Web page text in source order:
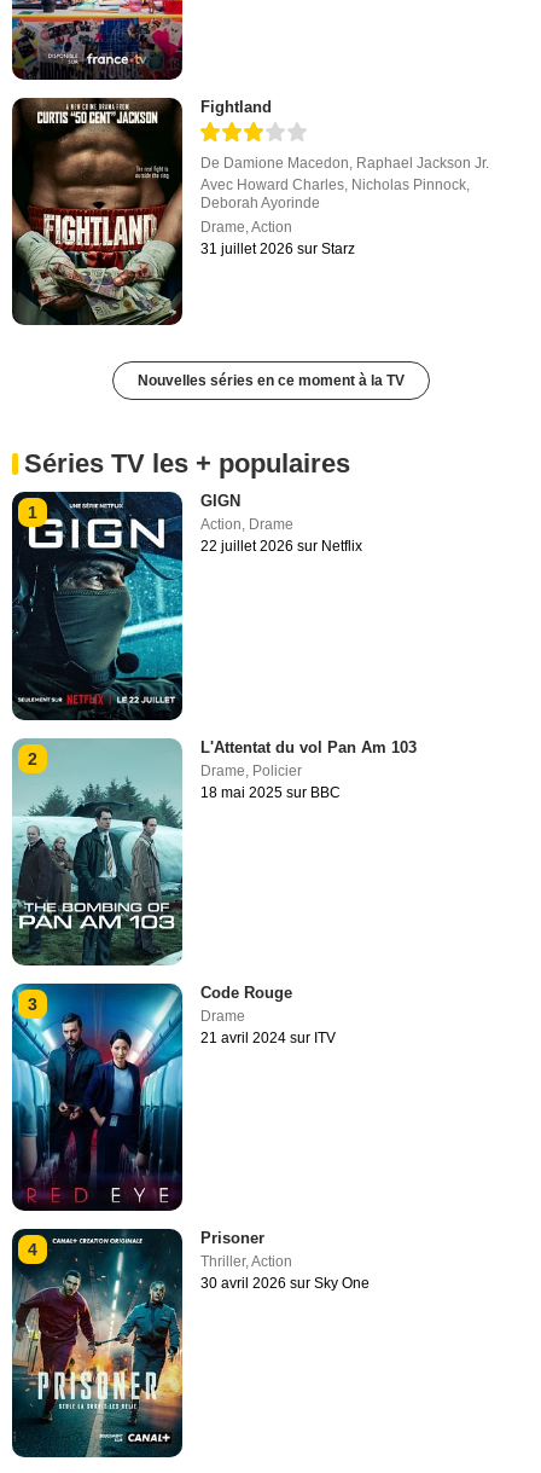
Fightland
De Damione Macedon, Raphael Jackson Jr.
Avec Howard Charles, Nicholas Pinnock,
Deborah Ayorinde
Drame,Action
31 juillet 2026 sur Starz
Nouvelles séries en ce moment à la TV
Séries TV les + populaires
1
GIGN
Action, Drame
22 juillet 2026 sur Netflix
2
L'Attentat du vol Pan Am 103
Drame Policier
18 mai 2025 sur BBC
3
Code Rouge
Drame
21 avril 2024 sur ITV
4
Prisoner
Thriller,Action
30 avril 2026 sur Sky One